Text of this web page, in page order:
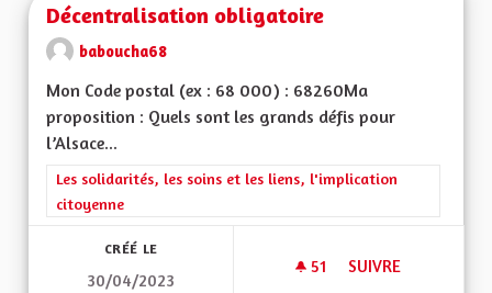
Décentralisation obligatoire
baboucha68
Mon Code postal (ex : 68 000) : 68260Ma
proposition : Quels sont les grands défis pour
l’Alsace...
Filtrer les résultats de la catégorie : Les solidarités, les soins
Les solidarités, les soins et les liens, l'implication
citoyenne
CRÉÉ LE
30/04/2023
51 51 ABONNÉS
SUIVRE